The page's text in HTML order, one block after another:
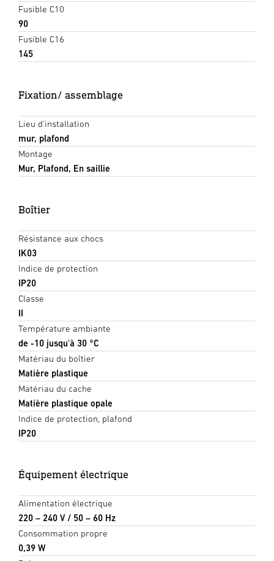
Fusible C10
90
Fusible C16
145
Fixation/ assemblage
Lieu d'installation
mur, plafond
Montage
Mur, Plafond, En saillie
Boîtier
Résistance aux chocs
IK03
Indice de protection
IP20
Classe
II
Température ambiante
de -10 jusqu'à 30 °C
Matériau du boîtier
Matière plastique
Matériau du cache
Matière plastique opale
Indice de protection, plafond
IP20
Équipement électrique
Alimentation électrique
220 – 240 V / 50 – 60 Hz
Consommation propre
0,39 W